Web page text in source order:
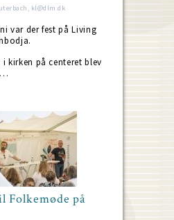
kl@dlm.dk
var der fest på Living
i kirken på centeret blev
Folkemøde på